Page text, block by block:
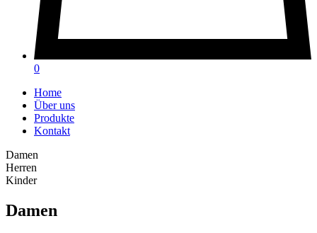
0
Home
Über uns
Produkte
Kontakt
Damen
Herren
Kinder
Damen